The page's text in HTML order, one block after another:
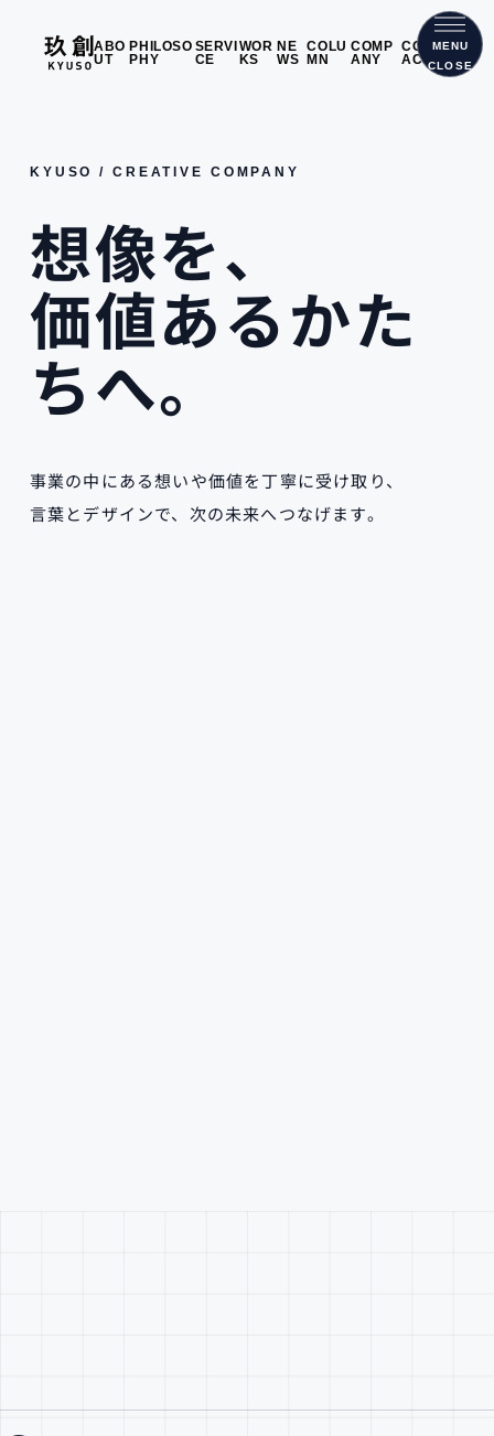
メニ
MENU
CLOSE
ABO
UT
PHILOSO
PHY
SERVI
CE
WOR
KS
NE
WS
COLU
MN
COMP
ANY
CONT
ACT
KYUSO / CREATIVE COMPANY
想像を、
価値あるかた
ちへ。
事業の中にある想いや価値を丁寧に受け取り、
言葉とデザインで、次の未来へつなげます。